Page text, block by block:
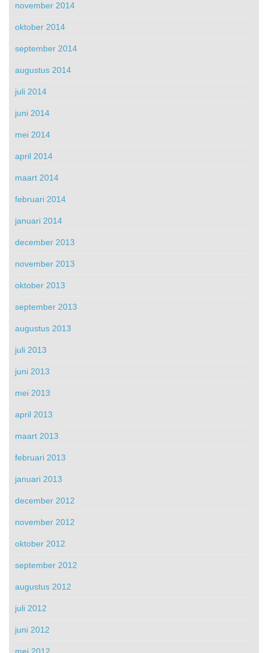
november 2014
oktober 2014
september 2014
augustus 2014
juli 2014
juni 2014
mei 2014
april 2014
maart 2014
februari 2014
januari 2014
december 2013
november 2013
oktober 2013
september 2013
augustus 2013
juli 2013
juni 2013
mei 2013
april 2013
maart 2013
februari 2013
januari 2013
december 2012
november 2012
oktober 2012
september 2012
augustus 2012
juli 2012
juni 2012